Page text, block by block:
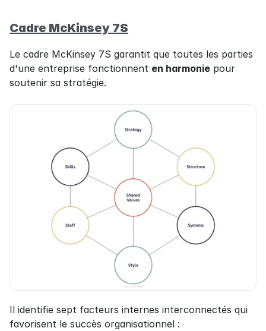
Cadre McKinsey 7S
Le cadre McKinsey 7S garantit que toutes les parties
d'une entreprise fonctionnent en harmonie pour
soutenir sa stratégie.
Il identifie sept facteurs internes interconnectés qui
favorisent le succès organisationnel :